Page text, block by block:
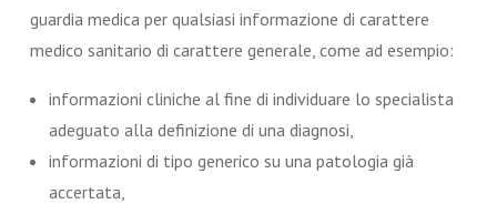
guardia medica per qualsiasi informazione di carattere
medico sanitario di carattere generale, come ad esempio:
informazioni cliniche al fine di individuare lo specialista
adeguato alla definizione di una diagnosi,
informazioni di tipo generico su una patologia già
accertata,